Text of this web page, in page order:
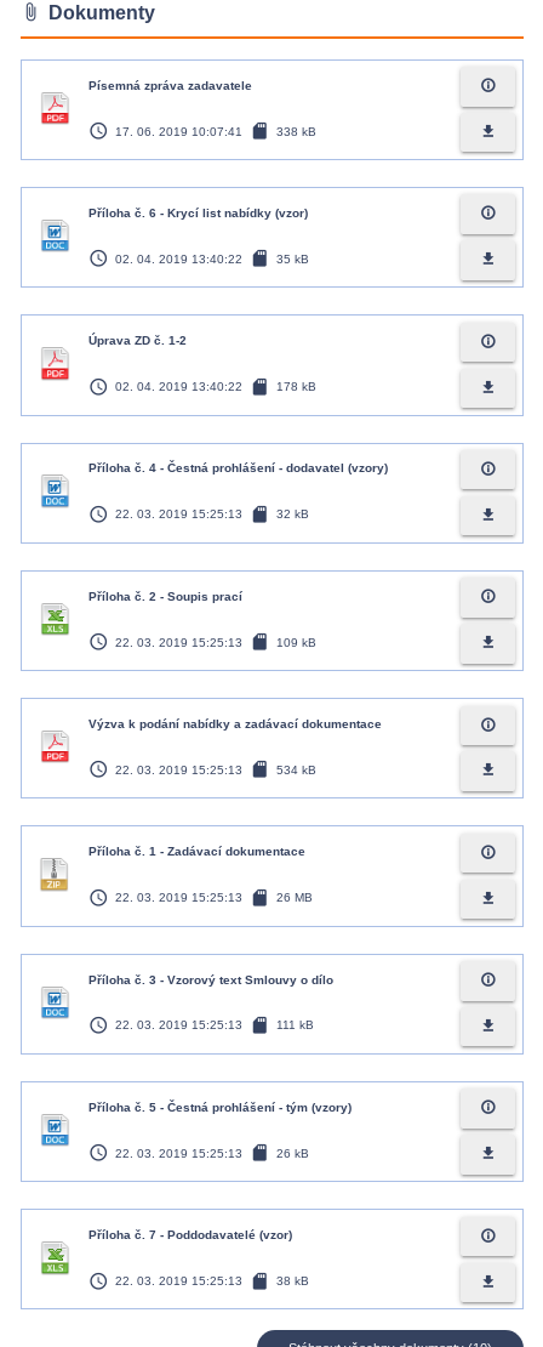
attach_file Dokumenty
Písemná zpráva zadavatele
access_time 17. 06. 2019 10:07:41 sd_card 338 kB
info_outline
file_download
Příloha č. 6 - Krycí list nabídky (vzor)
access_time 02. 04. 2019 13:40:22 sd_card 35 kB
info_outline
file_download
Úprava ZD č. 1-2
access_time 02. 04. 2019 13:40:22 sd_card 178 kB
info_outline
file_download
Příloha č. 4 - Čestná prohlášení - dodavatel (vzory)
access_time 22. 03. 2019 15:25:13 sd_card 32 kB
info_outline
file_download
Příloha č. 2 - Soupis prací
access_time 22. 03. 2019 15:25:13 sd_card 109 kB
info_outline
file_download
Výzva k podání nabídky a zadávací dokumentace
access_time 22. 03. 2019 15:25:13 sd_card 534 kB
info_outline
file_download
Příloha č. 1 - Zadávací dokumentace
access_time 22. 03. 2019 15:25:13 sd_card 26 MB
info_outline
file_download
Příloha č. 3 - Vzorový text Smlouvy o dílo
access_time 22. 03. 2019 15:25:13 sd_card 111 kB
info_outline
file_download
Příloha č. 5 - Čestná prohlášení - tým (vzory)
access_time 22. 03. 2019 15:25:13 sd_card 26 kB
info_outline
file_download
Příloha č. 7 - Poddodavatelé (vzor)
access_time 22. 03. 2019 15:25:13 sd_card 38 kB
info_outline
file_download